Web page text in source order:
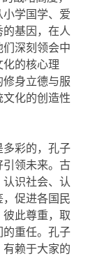
学国学、爱
基因，在人
深刻领会中
的核心理
身立德与服
化的创造性
多彩的，孔子
引领未来。古
识社会、认
促进各国民
此尊重，取
的重任。孔子
赖于大家的